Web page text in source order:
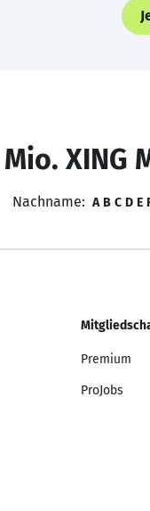
Mio. XING
Nachname: A B C D E
Premium
ProJobs